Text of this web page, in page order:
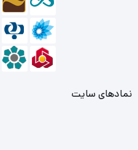
نمادهای سایت